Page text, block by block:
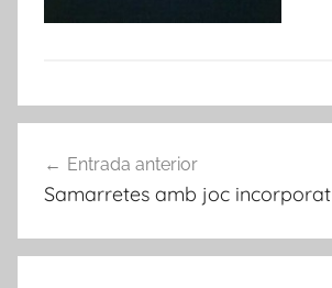
d'entrades
Entrada anterior
Samarretes amb joc incorporat